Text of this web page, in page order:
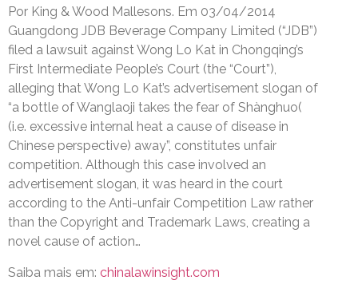
Por King & Wood Mallesons. Em 03/04/2014
Guangdong JDB Beverage Company Limited (“JDB”)
filed a lawsuit against Wong Lo Kat in Chongqing’s
First Intermediate People’s Court (the “Court”),
alleging that Wong Lo Kat’s advertisement slogan of
“a bottle of Wanglaoji takes the fear of Shànghuo(
(i.e. excessive internal heat a cause of disease in
Chinese perspective) away”, constitutes unfair
competition. Although this case involved an
advertisement slogan, it was heard in the court
according to the Anti-unfair Competition Law rather
than the Copyright and Trademark Laws, creating a
novel cause of action…
Saiba mais em: chinalawinsight.com